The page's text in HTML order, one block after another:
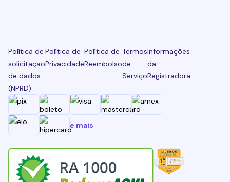
Política de
solicitação
de dados
(NPRD)
Política de
Privacidade
Política de
Reembolso
Termos
de
Serviço
Informações
da
Registradora
e mais